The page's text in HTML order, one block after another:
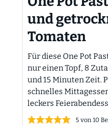
und
Tomaten
Für diese One Pot
nur einen Topf, 8
und 15 Minuten Zeit.
schnelles
leckers
5von 10